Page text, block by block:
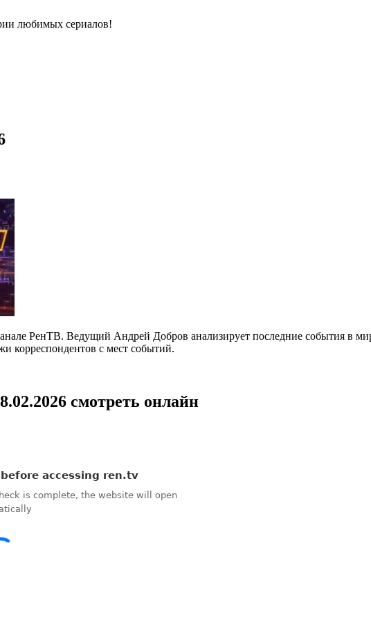
любимых сериалов!
РенТВ. Ведущий Андрей Добров анализирует последние события в
корреспондентов с мест событий.
смотреть онлайн